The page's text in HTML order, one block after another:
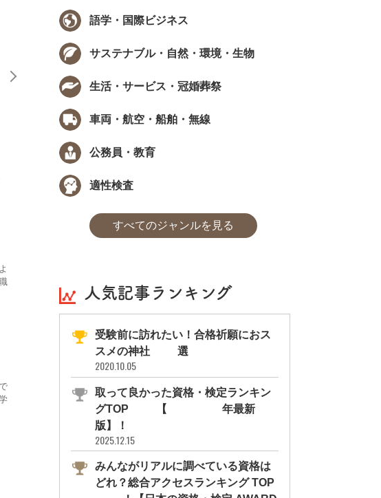
る？採
用担当者に聞いた #モチベーション
転職で資格は武器になる？採用担当
#まなびインサイト
語学・国際ビジネス
サステナブル・自然・環境・生物
生活・サービス・冠婚葬祭
車両・航空・船舶・無線
公務員・教育
適性検査
すべてのジャンルを見る
人気記事ランキング
受験前に訪れたい！合格祈願におス
スメの神社11選
2020.10.05
取って良かった資格・検定ランキン
グTOP10【2026年最新
版】！
2025.12.15
みんながリアルに調べている資格は
どれ？総合アクセスランキング TOP